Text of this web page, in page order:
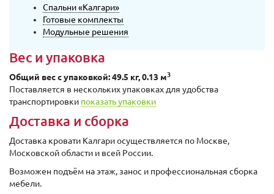
Спальни «Калгари»
Готовые комплекты
Модульные решения
Вес и упаковка
Общий вес с упаковкой: 49.5 кг, 0.13 м3
Поставляется в нескольких упаковках для удобства
транспортировки показать упаковки
Доставка и сборка
Доставка кровати Калгари осуществляется по Москве,
Московской области и всей России.
Возможен подъём на этаж, занос и профессиональная сборка
мебели.